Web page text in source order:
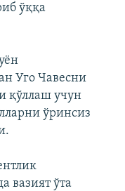
ўққа
Уго Чавесни
қўллаш учун
ўринсиз
вазият ўта